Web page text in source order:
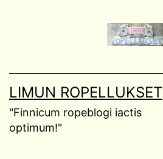
LIMUN ROPELLUKSET
"Finnicum ropeblogi iactis
optimum!"